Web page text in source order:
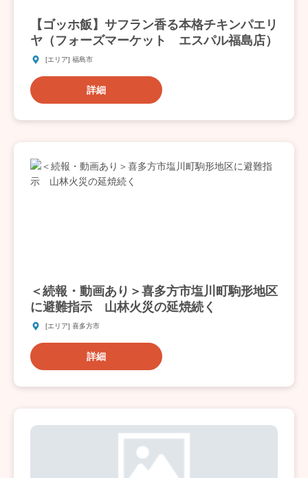
【ゴッホ飯】サフラン香る本格チキンパエリ
ヤ（フォーズマーケット エスパル福島店）
[エリア] 福島市
詳細
＜続報・動画あり＞喜多方市塩川町駒形地区
に避難指示 山林火災の延焼続く
[エリア] 喜多方市
詳細